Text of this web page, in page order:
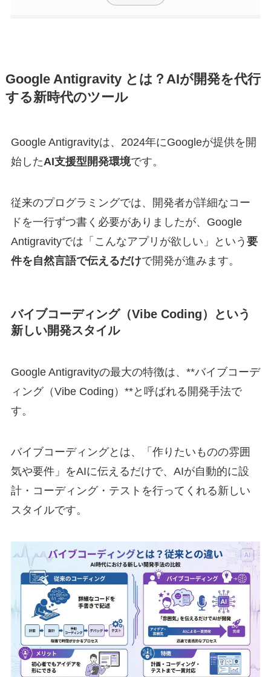
Google Antigravity とは？AIが開発を代行
する新時代のツール
Google Antigravityは、2024年にGoogleが提供を開
始したAI支援型開発環境です。
従来のプログラミングでは、開発者が詳細なコー
ドを一行ずつ書く必要がありましたが、Google
Antigravityでは「こんなアプリが欲しい」という 要
件を自然言語で伝えるだけで開発が進みます。
バイブコーディング（Vibe Coding）という
新しい開発スタイル
Google Antigravityの最大の特徴は、**バイブコーデ
ィング（Vibe Coding）**と呼ばれる開発手法で
す。
バイブコーディングとは、「作りたいものの雰囲
気や要件」をAIに伝えるだけで、AIが自動的に設
計・コーディング・テストを行ってくれる新しい
スタイルです。